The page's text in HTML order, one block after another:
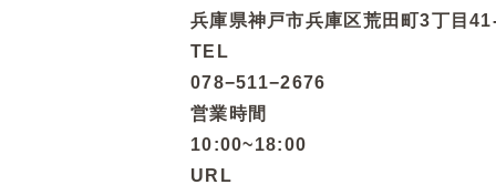
兵庫県神戸市兵庫区荒田町3丁目
TEL
078−511−2676
営業時間
10:00~18:00
URL